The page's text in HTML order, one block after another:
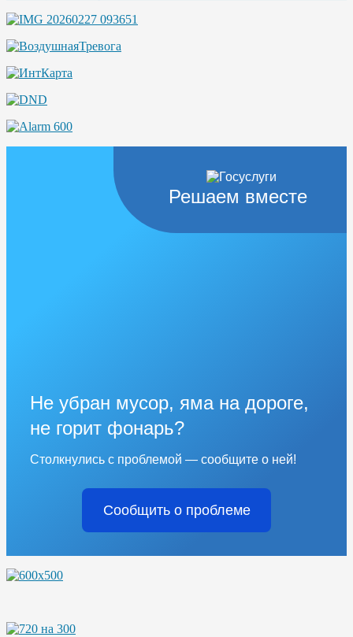
Решаем вместе
Не убран мусор, яма на дороге,
не горит фонарь?
Столкнулись с проблемой — сообщите о ней!
Сообщить о проблеме